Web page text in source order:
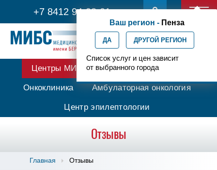
+7 8412 94-98-01
Ваш регион - Пенза
ДА ДРУГОЙ РЕГИОН
Список услуг и цен зависит
от выбранного города
Центры МИБС Протонная терапия
Онкоклиника Амбулаторная онкология
Центр эпилептологии
Отзывы
Главная Отзывы